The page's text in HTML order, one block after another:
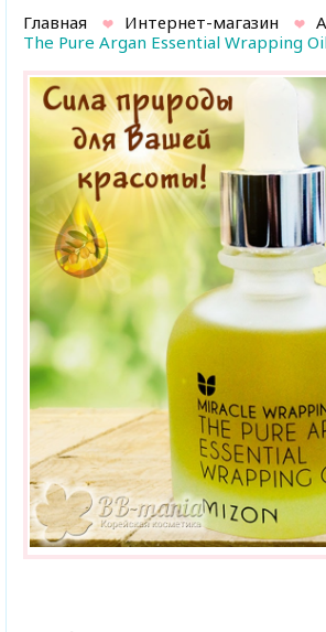
Главная Интернет-магазин
The Pure Argan Essential Wrapping